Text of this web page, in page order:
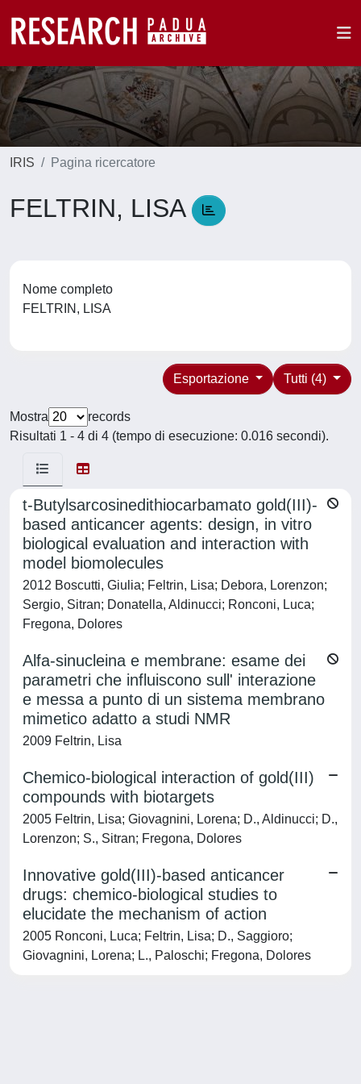
IRIS Pagina ricercatore
FELTRIN, LISA
Nome completo
FELTRIN, LISA
Tutti (4)
Esportazione
Mostra
records
Risultati 1 - 4 di 4 (tempo di esecuzione: 0.016 secondi).
t-Butylsarcosinedithiocarbamato gold(III)-
based anticancer agents: design, in vitro
biological evaluation and interaction with
model biomolecules
2012 Boscutti, Giulia; Feltrin, Lisa; Debora, Lorenzon;
Sergio, Sitran; Donatella, Aldinucci; Ronconi, Luca;
Fregona, Dolores
Alfa-sinucleina e membrane: esame dei
parametri che influiscono sull' interazione
e messa a punto di un sistema membrano
mimetico adatto a studi NMR
2009 Feltrin, Lisa
Chemico-biological interaction of gold(III)
compounds with biotargets
2005 Feltrin, Lisa; Giovagnini, Lorena; D., Aldinucci; D.,
Lorenzon; S., Sitran; Fregona, Dolores
Innovative gold(III)-based anticancer
drugs: chemico-biological studies to
elucidate the mechanism of action
2005 Ronconi, Luca; Feltrin, Lisa; D., Saggioro;
Giovagnini, Lorena; L., Paloschi; Fregona, Dolores